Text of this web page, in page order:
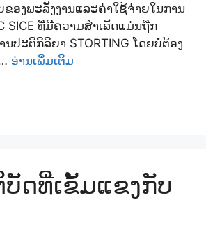
ອງພະລັງງານແລະຄ່າໃຊ້ຈ່າຍໃນການ
SICE ທີ່ມີຄວາມສໍາເລັດແມ່ນຖືກ
ປະຕິກິລິຍາ STORTING ໂດຍບໍ່ຕ້ອງ
ອ່ານເພິ່ມເຕິມ
ດທີ່ເຂັ້ມແຂງກັບ